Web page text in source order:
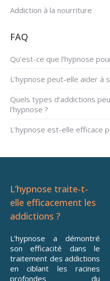
Addiction à la nourriture
FAQ
Qu’est-ce que l’hypnose
L’hypnose peut-elle aider à
Quels types d’addictions
l’hypnose ?
L’hypnose est-elle efficace
L’hypnose traite-t-
elle efficacement les
addictions ?
L’hypnose a démontré
son efficacité dans le
traitement des addictions
en ciblant les racines
profondes du